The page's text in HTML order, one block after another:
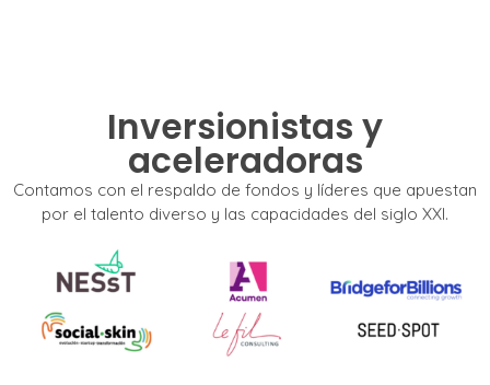
Inversionistas y
aceleradoras
Contamos con el respaldo de fondos y líderes que apuestan
por el talento diverso y las capacidades del siglo XXI.